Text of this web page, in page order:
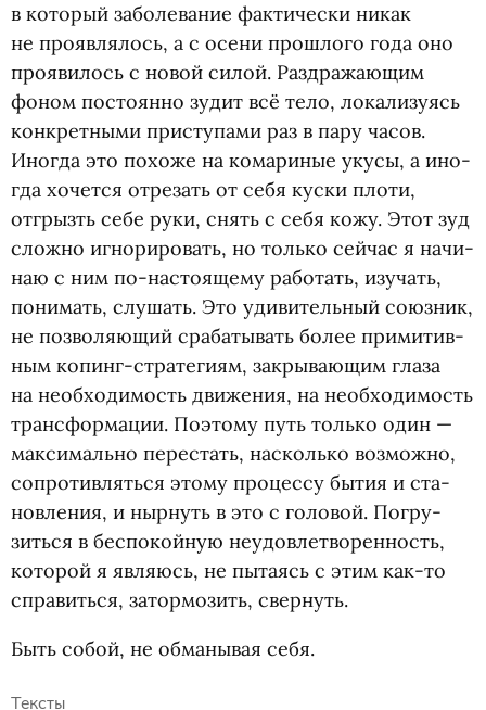
в кото­рый забо­ле­ва­ние фак­ти­че­ски никак
не про­яв­ля­лось, а с осени про­шлого года оно
про­яви­лось с новой силой. Раз­дра­жа­ю­щим
фоном посто­янно зудит всё тело, лока­ли­зу­ясь
кон­крет­ными при­сту­пами раз в пару часов.
Ино­гда это похоже на кома­ри­ные укусы, а ино­
гда хочется отре­зать от себя куски плоти,
отгрызть себе руки, снять с себя кожу. Этот зуд
сложно игно­ри­ро­вать, но только сей­час я начи­
наю с ним по-настоящему рабо­тать, изу­чать,
пони­мать, слу­шать. Это уди­ви­тель­ный союз­ник,
не поз­во­ля­ю­щий сра­ба­ты­вать более при­ми­тив­
ным копинг-стратегиям, закры­ва­ю­щим глаза
на необ­хо­ди­мость дви­же­ния, на необ­хо­ди­мость
транс­фор­ма­ции. Поэтому путь только один —
мак­си­мально пере­стать, насколько воз­можно,
сопро­тив­ляться этому про­цессу бытия и ста­
нов­ле­ния, и ныр­нуть в это с голо­вой. Погру­
зиться в бес­по­кой­ную неудо­вле­тво­рен­ность,
кото­рой я явля­юсь, не пыта­ясь с этим как-то
спра­виться, затор­мо­зить, свернуть.
Быть собой, не обма­ны­вая себя.
Тексты